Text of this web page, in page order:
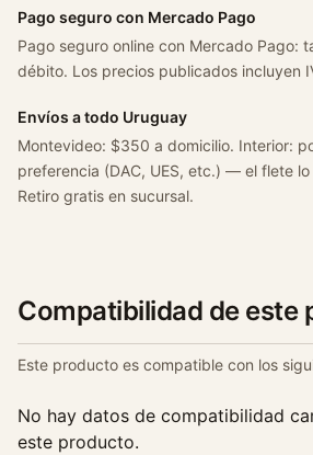
e
s
e
2
0
1
8
t
d
d
Pago seguro con Mercado Pago
Pago seguro online con Mercado Pago:
débito. Los precios publicados incluyen
Envíos a todo Uruguay
Montevideo: $350 a domicilio. Interior:
preferencia (DAC, UES, etc.) — el flete
Retiro gratis en sucursal.
Compatibilidad de este
Este producto es compatible con los
No hay datos de compatibilidad
este producto.